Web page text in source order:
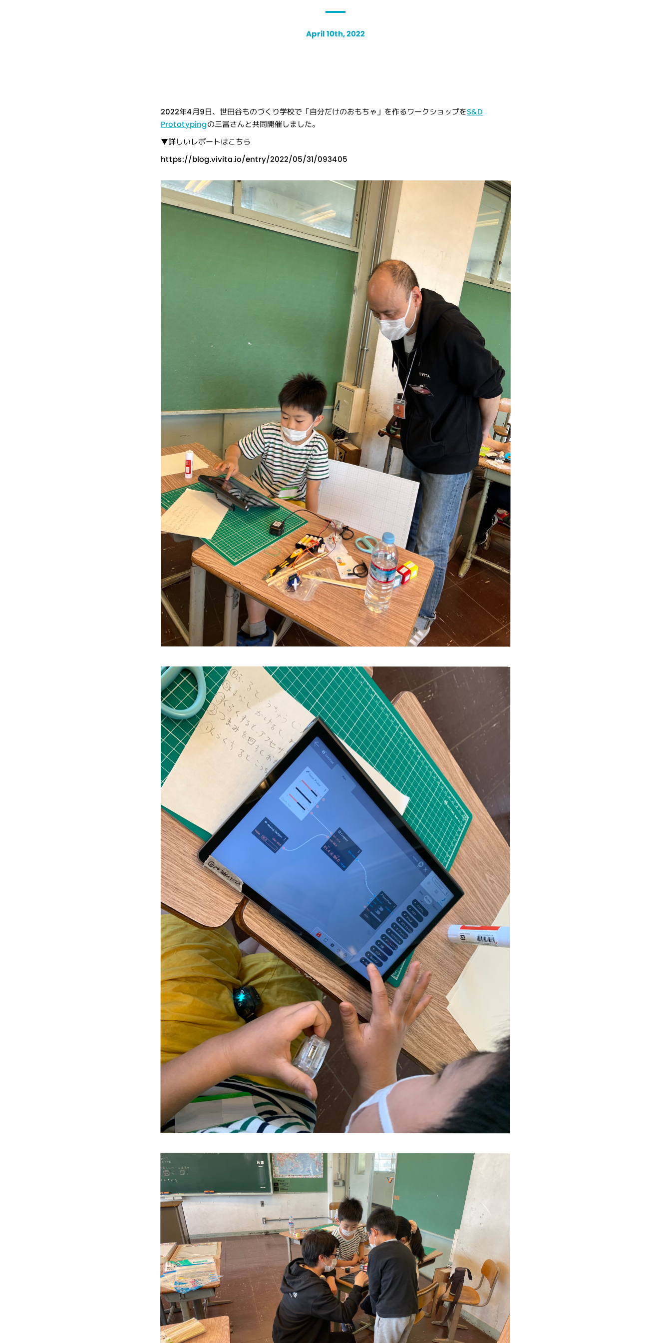
April 10th, 2022
2022年4月9日、世田谷ものづくり学校で「自分だけのおもちゃ」を作るワークショップをS&D
Prototypingの三冨さんと共同開催しました。
▼詳しいレポートはこちら
https://blog.vivita.io/entry/2022/05/31/093405